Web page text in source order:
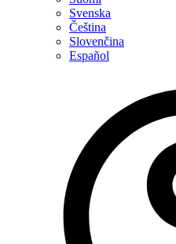
Svenska
Čeština
Slovenčina
Español